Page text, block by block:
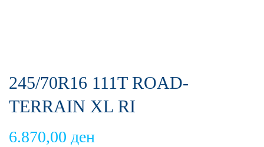
245/70R16 111T ROAD-
TERRAIN XL RI
6.870,00 ден